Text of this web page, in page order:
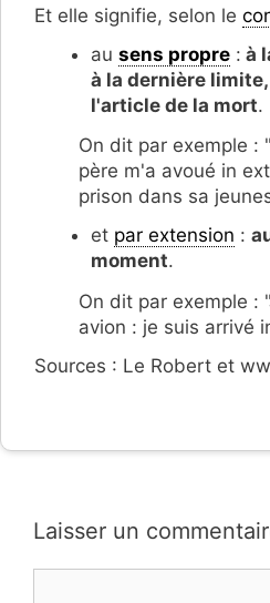
Et elle signifie, selon le
au sens propre : à
à la dernière
l'article de la mort.
On dit par exemple :
père m'a avoué in
prison dans sa
et par extension :
moment.
On dit par exemple :
avion : je suis arrivé
Sources : Le Robert et
Laisser un